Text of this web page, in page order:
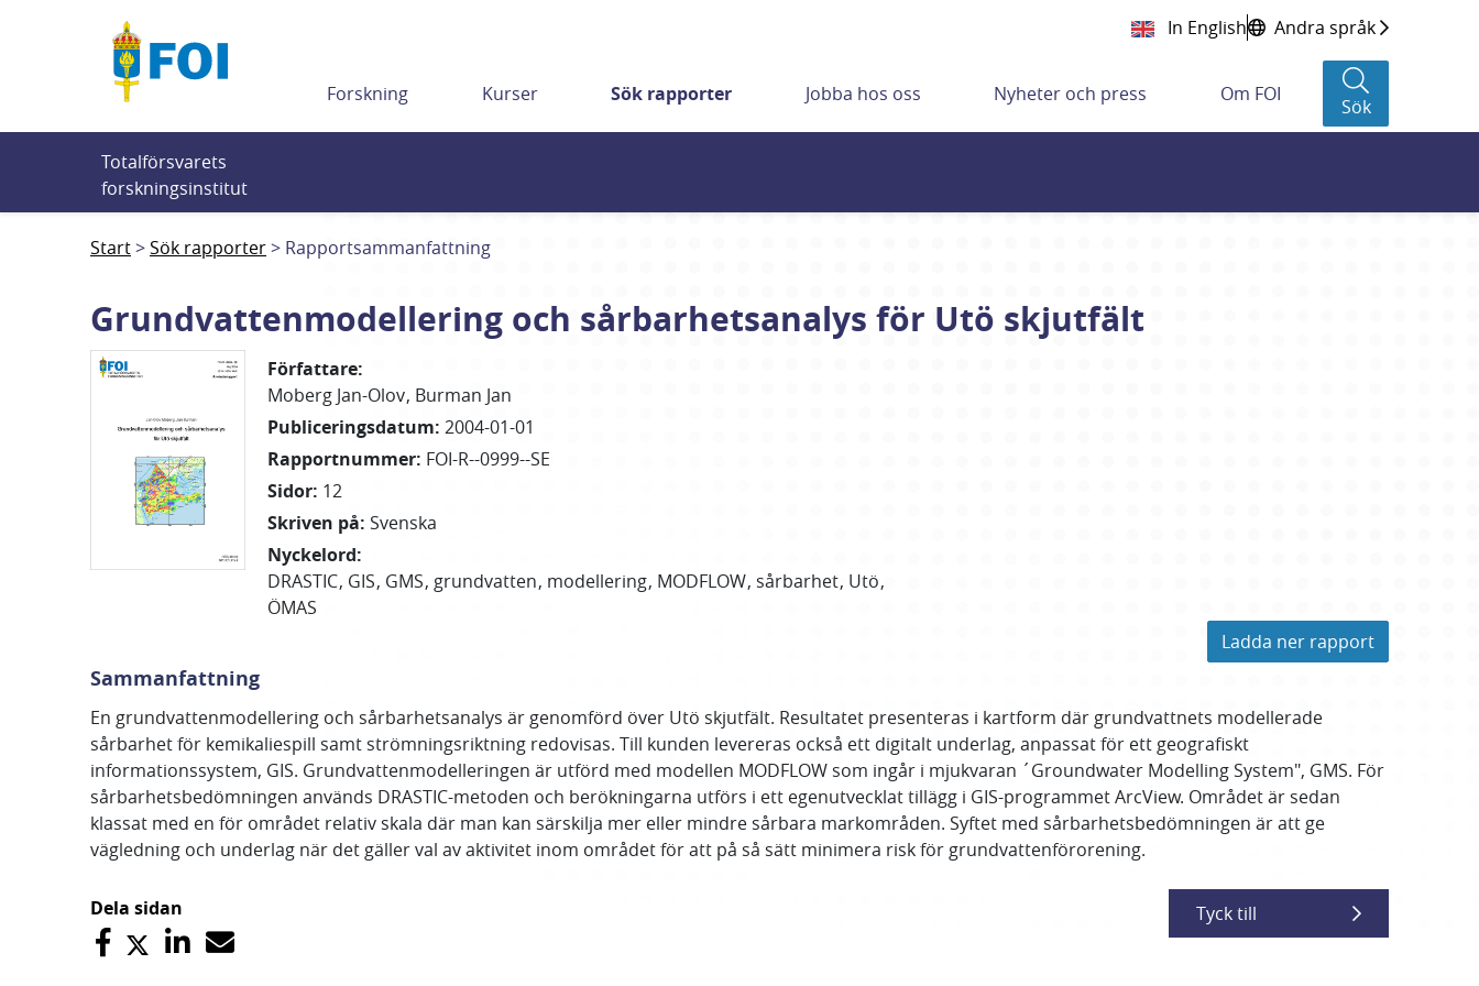
In English Andra språk
Forskning Kurser Sök rapporter Jobba hos oss Nyheter och press Om FOI
Sök
Totalförsvarets
forskningsinstitut
Start Sök rapporter Rapportsammanfattning
Grundvattenmodellering och sårbarhetsanalys för Utö skjutfält
Författare:
Moberg Jan-Olov Burman Jan
Publiceringsdatum: 2004-01-01
Rapportnummer: FOI-R--0999--SE
Sidor: 12
Skriven på: Svenska
Nyckelord:
DRASTIC GIS GMS grundvatten modellering MODFLOW sårbarhet Utö
ÖMAS
Ladda ner rapport
Sammanfattning
En grundvattenmodellering och sårbarhetsanalys är genomförd över Utö skjutfält. Resultatet presenteras i kartform där grundvattnets modellerade
sårbarhet för kemikaliespill samt strömningsriktning redovisas. Till kunden levereras också ett digitalt underlag, anpassat för ett geografiskt
informationssystem, GIS. Grundvattenmodelleringen är utförd med modellen MODFLOW som ingår i mjukvaran ´Groundwater Modelling System", GMS. För
sårbarhetsbedömningen används DRASTIC-metoden och berökningarna utförs i ett egenutvecklat tillägg i GIS-programmet ArcView. Området är sedan
klassat med en för området relativ skala där man kan särskilja mer eller mindre sårbara markområden. Syftet med sårbarhetsbedömningen är att ge
vägledning och underlag när det gäller val av aktivitet inom området för att på så sätt minimera risk för grundvattenförorening.
Dela sidan Tyck till